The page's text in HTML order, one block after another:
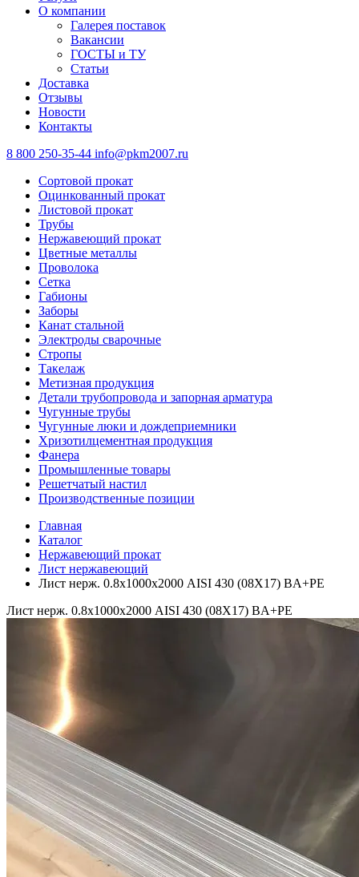
О компании
Галерея поставок
Вакансии
ГОСТЫ и ТУ
Статьи
Доставка
Отзывы
Новости
Контакты
8 800 250-35-44 info@pkm2007.ru
Сортовой прокат
Оцинкованный прокат
Листовой прокат
Трубы
Нержавеющий прокат
Цветные металлы
Проволока
Сетка
Габионы
Заборы
Канат стальной
Электроды сварочные
Стропы
Такелаж
Метизная продукция
Детали трубопровода и запорная арматура
Чугунные трубы
Чугунные люки и дождеприемники
Хризотилцементная продукция
Фанера
Промышленные товары
Решетчатый настил
Производственные позиции
Главная
Каталог
Нержавеющий прокат
Лист нержавеющий
Лист нерж. 0.8х1000х2000 AISI 430 (08Х17) BA+PE
Лист нерж. 0.8х1000х2000 AISI 430 (08Х17) BA+PE